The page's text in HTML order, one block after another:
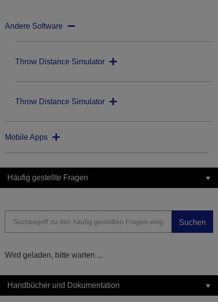
Andere Software
Throw Distance Simulator
Throw Distance Simulator
Mobile Apps
Häufig gestellte Fragen
Suchen
Wird geladen, bitte warten ...
Handbücher und Dokumentation